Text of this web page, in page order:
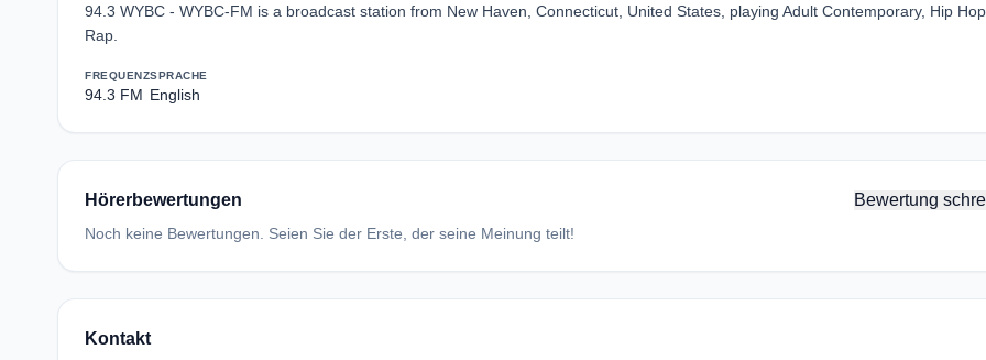
94.3 WYBC - WYBC-FM is a broadcast station from New Haven, Connecticut, United States, playing Adult Contemporary, Hip
Rap.
FREQUENZ
94.3 FM
SPRACHE
English
Hörerbewertungen Bewertung
Noch keine Bewertungen. Seien Sie der Erste, der seine Meinung teilt!
Kontakt